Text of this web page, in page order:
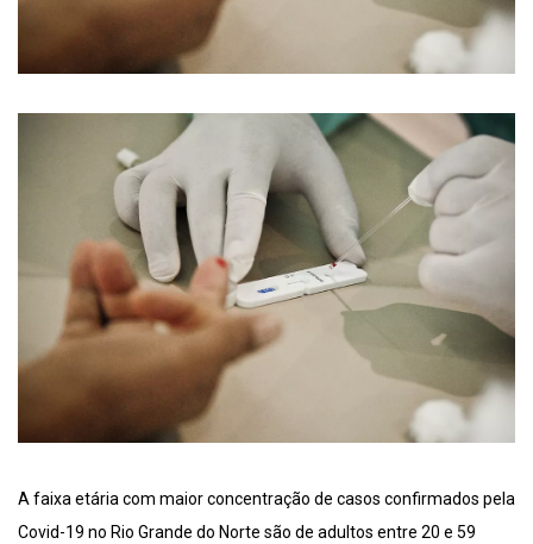
A faixa etária com maior concentração de casos confirmados pela
Covid-19 no Rio Grande do Norte são de adultos entre 20 e 59